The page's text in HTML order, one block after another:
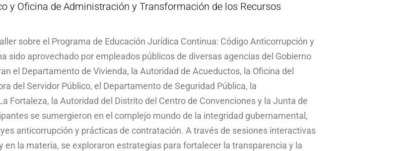
y Oficina de Administración y Transformación de los Recursos
sobre el Programa de Educación Jurídica Continua: Código Anticorrupción y
sido aprovechado por empleados públicos de diversas agencias del Gobierno
el Departamento de Vivienda, la Autoridad de Acueductos, la Oficina del
del Servidor Público, el Departamento de Seguridad Pública, la
Fortaleza, la Autoridad del Distrito del Centro de Convenciones y la Junta de
se sumergieron en el complejo mundo de la integridad gubernamental,
anticorrupción y prácticas de contratación. A través de sesiones interactivas
en la materia, se exploraron estrategias para fortalecer la transparencia y la